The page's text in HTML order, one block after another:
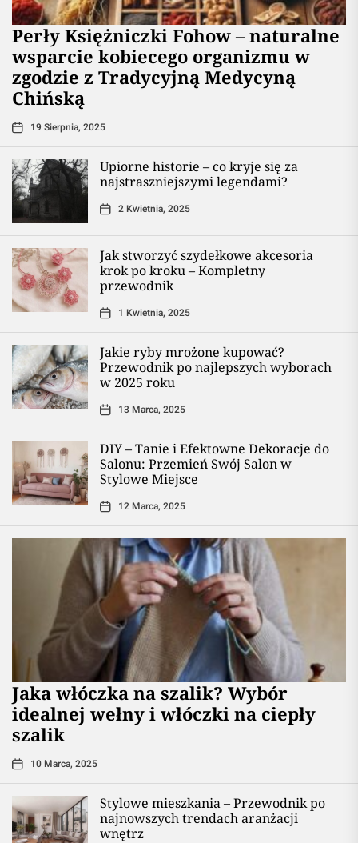
Perły Księżniczki Fohow – naturalne
wsparcie kobiecego organizmu w
zgodzie z Tradycyjną Medycyną
Chińską
19 Sierpnia, 2025
Upiorne historie – co kryje się za
najstraszniejszymi legendami?
2 Kwietnia, 2025
Jak stworzyć szydełkowe akcesoria
krok po kroku – Kompletny
przewodnik
1 Kwietnia, 2025
Jakie ryby mrożone kupować?
Przewodnik po najlepszych wyborach
w 2025 roku
13 Marca, 2025
DIY – Tanie i Efektowne Dekoracje do
Salonu: Przemień Swój Salon w
Stylowe Miejsce
12 Marca, 2025
Jaka włóczka na szalik? Wybór
idealnej wełny i włóczki na ciepły
szalik
10 Marca, 2025
Stylowe mieszkania – Przewodnik po
najnowszych trendach aranżacji
wnętrz